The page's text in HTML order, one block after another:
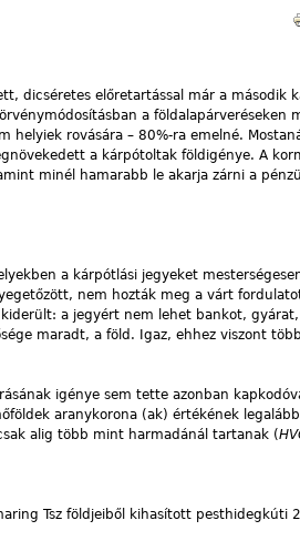
dicséretes előretartással már a második
a földalapárveréseken
helyiek rovására – 80%-ra emelné.
a kárpótoltak földigénye. A
minél hamarabb le akarja zárni a
a kárpótlási jegyeket
nem hozták meg a várt
a jegyért nem lehet bankot,
maradt, a föld. Igaz, ehhez viszont
igénye sem tette azonban
aranykorona (ak) értékének
alig több mint harmadánál tartanak (
Tsz földjeiből kihasított pesthidegkúti